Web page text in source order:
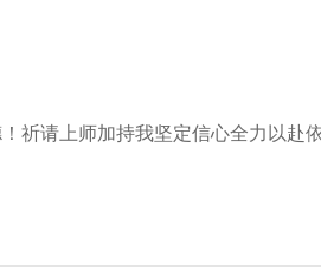
祈请上师加持我坚定信心全力以赴